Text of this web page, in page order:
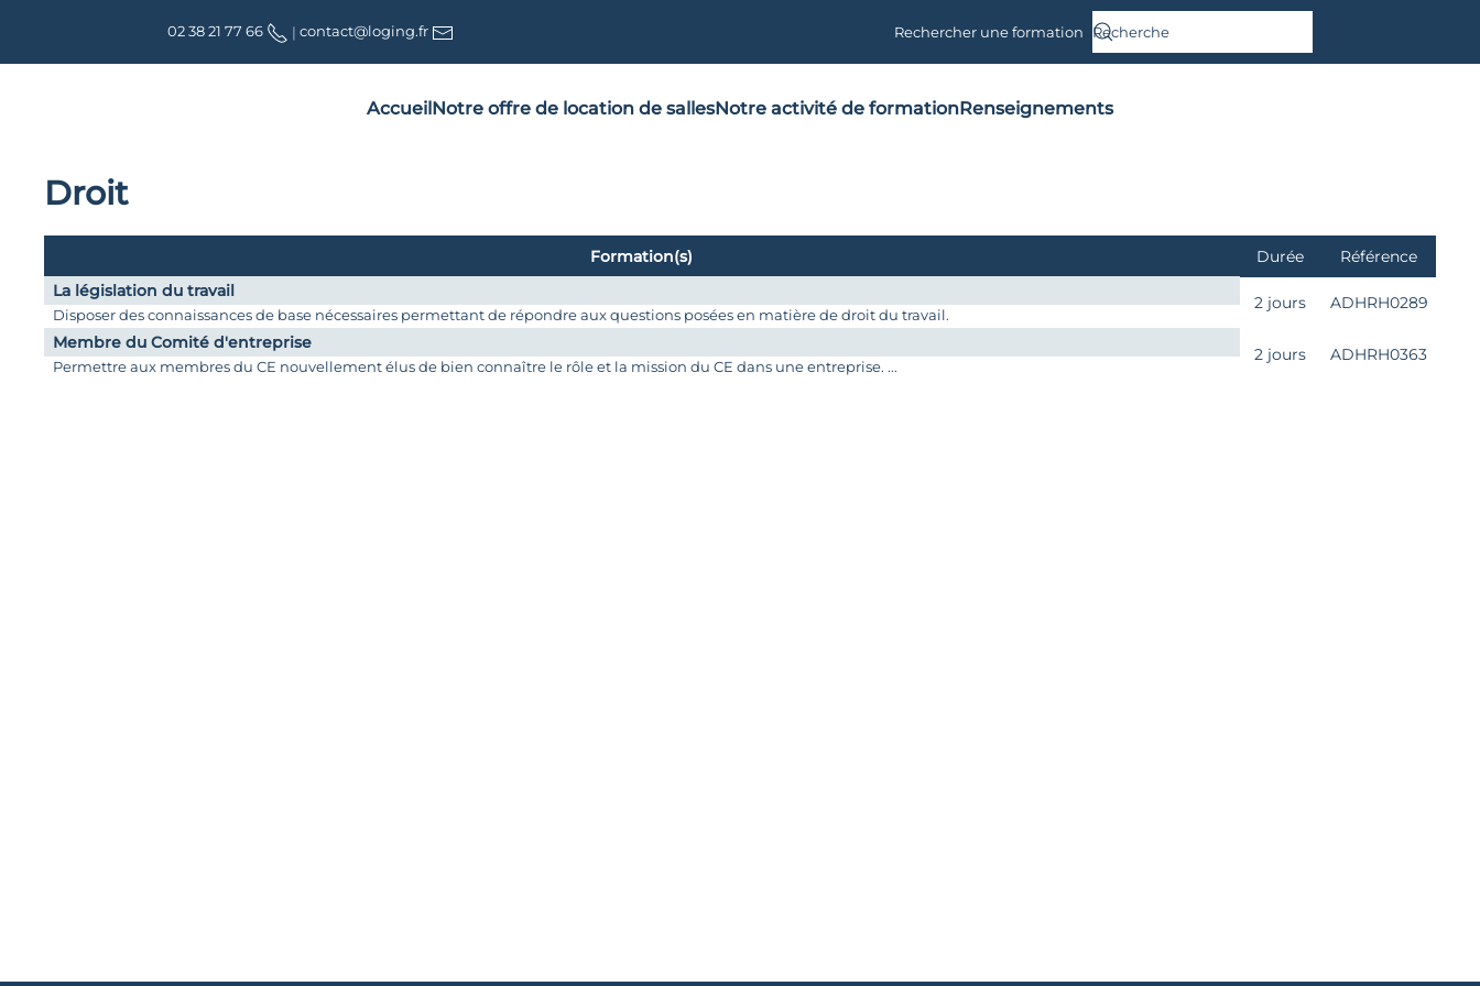
02 38 21 77 66 | contact@loging.fr Rechercher une formation
AccueilNotre offre de location de sallesNotre activité de formationRenseignements
Droit
Formation(s) Durée
Référence
La législation du travail
Disposer des connaissances de base nécessaires permettant de répondre aux questions posées en matière de droit du travail.
2 jours
ADHRH0289
Membre du Comité d'entreprise
Permettre aux membres du CE nouvellement élus de bien connaître le rôle et la mission du CE dans une entreprise. ...
2 jours ADHRH0363